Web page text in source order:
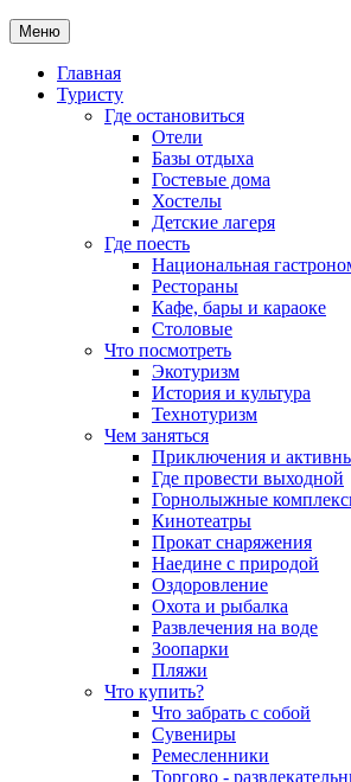
Меню
Главная
Туристу
Где остановиться
Отели
Базы отдыха
Гостевые дома
Хостелы
Детские лагеря
Где поесть
Национальная
Рестораны
Кафе, бары и караоке
Столовые
Что посмотреть
Экотуризм
История и культура
Технотуризм
Чем заняться
Приключения и
Где провести выходной
Горнолыжные
Кинотеатры
Прокат снаряжения
Наедине с природой
Оздоровление
Охота и рыбалка
Развлечения на воде
Зоопарки
Пляжи
Что купить?
Что забрать с собой
Сувениры
Ремесленники
Торгово -